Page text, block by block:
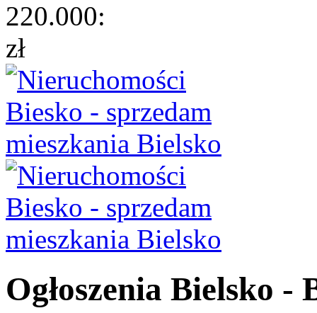
220.000:
zł
Ogłoszenia Bielsko -